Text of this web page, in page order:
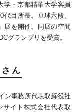
学・京都精華大学客員
目所長。卓球六段。
展を開催。同展の空間
グランプリを受賞。
ん
ン事務所代表取締役社
サイト株式会社代表取